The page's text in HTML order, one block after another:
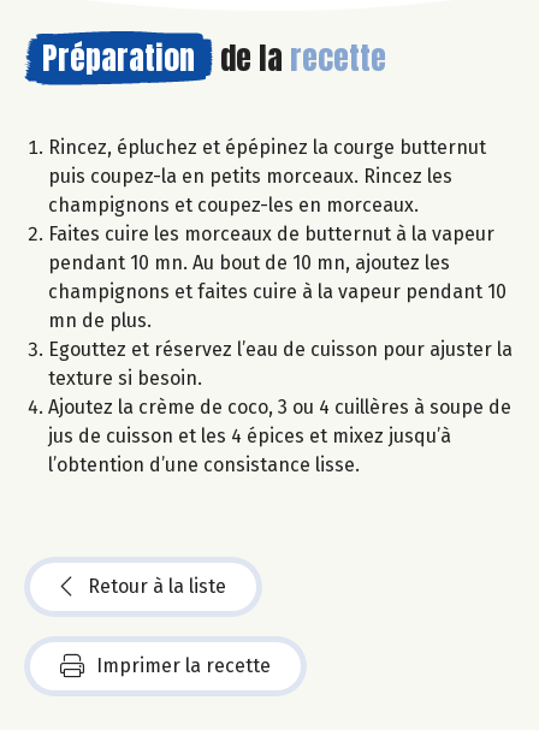
Préparation de la recette
Rincez, épluchez et épépinez la courge butternut
puis coupez-la en petits morceaux. Rincez les
champignons et coupez-les en morceaux.
Faites cuire les morceaux de butternut à la vapeur
pendant 10 mn. Au bout de 10 mn, ajoutez les
champignons et faites cuire à la vapeur pendant 10
mn de plus.
Egouttez et réservez l’eau de cuisson pour ajuster la
texture si besoin.
Ajoutez la crème de coco, 3 ou 4 cuillères à soupe de
jus de cuisson et les 4 épices et mixez jusqu’à
l’obtention d’une consistance lisse.
Retour à la liste
Imprimer la recette